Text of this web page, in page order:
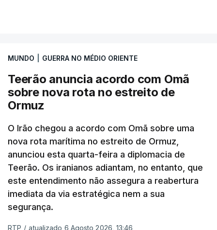
que já colaborou com a Administração norte-
americana em projetos no Médio Oriente,
nomeadamente no Iraque.
militar deverá ficar nos 60 por cento de
território de Gaza que Israel controla e a cerca
de 1,5 quilómetros da fronteira com Israel.
Permite, desta forma, uma extração rápida em
caso de ataque.
Segundo um funcionário do Conselho de Paz, a
organização está na “fase final de preparação de
MUNDO GUERRA NO MÉDIO ORIENTE
Teerão anuncia acordo com Omã
sobre nova rota no estreito de
Ormuz
O Irão chegou a acordo com Omã sobre uma
nova rota marítima no estreito de Ormuz,
anunciou esta quarta-feira a diplomacia de
Teerão. Os iranianos adiantam, no entanto, que
este entendimento não assegura a reabertura
imediata da via estratégica nem a sua
segurança.
RTP / atualizado 6 Agosto 2026, 13:46